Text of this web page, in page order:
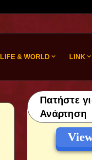
LIFE & WORLD LINK
Πατήστε
Ανάρτηση